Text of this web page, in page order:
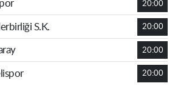
20:00
S.K. 20:00
20:00
20:00